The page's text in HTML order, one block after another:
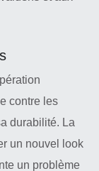
contre les
durabilité. La
un nouvel look
un problème